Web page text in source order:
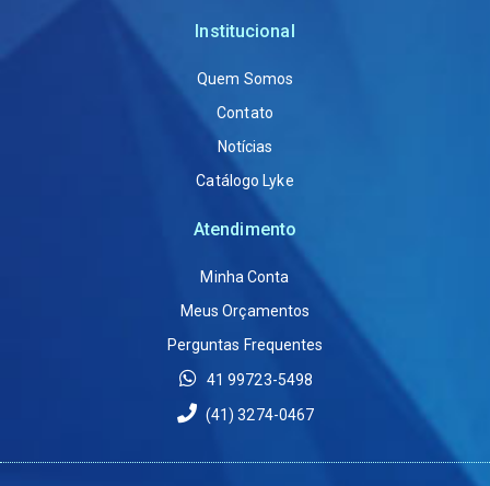
Institucional
Quem Somos
Contato
Notícias
Catálogo Lyke
Atendimento
Minha Conta
Meus Orçamentos
Perguntas Frequentes
41 99723-5498
(41) 3274-0467